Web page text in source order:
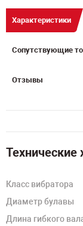
Характеристики
Сопутствующие
Отзывы
Технические
Класс вибратора
Диаметр булавы
Длина гибкого